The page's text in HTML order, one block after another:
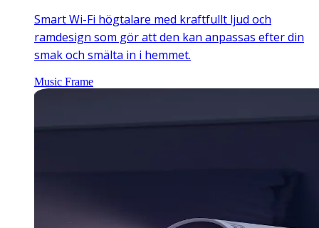
Smart Wi-Fi högtalare med kraftfullt ljud och
ramdesign som gör att den kan anpassas efter din
smak och smälta in i hemmet.
Music Frame